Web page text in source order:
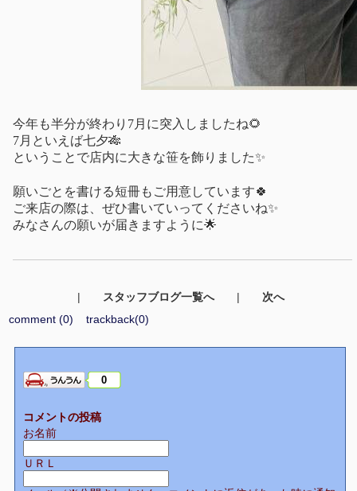
今年も半分が終わり 7月に突入しましたね🌻
7月といえば七夕🎋
ということで店内に大きな笹を飾りました✨
願いごとを書ける短冊もご用意しています🍀
ご来店の際は、ぜひ書いていってくださいね✨
みなさんの願いが届きますように🌟
| スタッフブログ一覧へ |
次へ
comment (0)
trackback(0)
0
コメントの投稿
お名前
ＵＲＬ